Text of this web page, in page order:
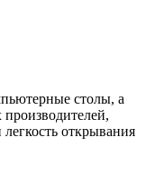
столы, а
открывания